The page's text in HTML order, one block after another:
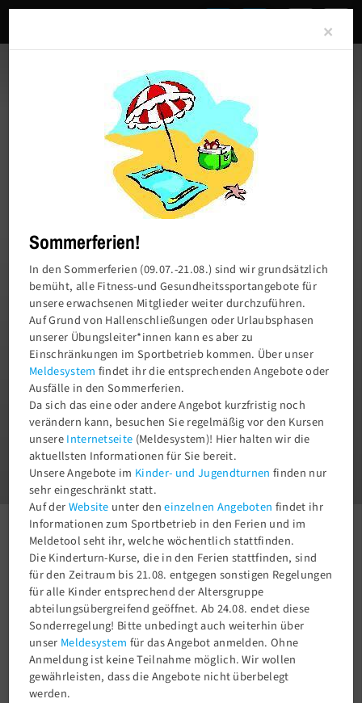
Charlottenburger Turn- und Sportverein von
1858 e.V.
1 3
Aktuelles
Newsroom
Unsere Leistungsriege Turnen schließt erfolgreich die Wettkampfsaison ab!
×
Sommerferien!
In den Sommerferien (09.07.-21.08.) sind wir grundsätzlich
bemüht, alle Fitness-und Gesundheitssportangebote für
unsere erwachsenen Mitglieder weiter durchzuführen.
Auf Grund von Hallenschließungen oder Urlaubsphasen
unserer Übungsleiter*innen kann es aber zu
Einschränkungen im Sportbetrieb kommen. Über unser
Meldesystem findet ihr die entsprechenden Angebote oder
Ausfälle in den Sommerferien.
Da sich das eine oder andere Angebot kurzfristig noch
verändern kann, besuchen Sie regelmäßig vor den Kursen
unsereInternetseite (Meldesystem)! Hier halten wir die
aktuellsten Informationen für Sie bereit.
Unsere Angebote im Kinder- und Jugendturnen finden nur
sehr eingeschränkt statt.
Auf derWebsite unter deneinzelnen Angeboten findet ihr
Informationen zum Sportbetrieb in den Ferien und im
Meldetool seht ihr, welche wöchentlich stattfinden.
Die Kinderturn-Kurse, die in den Ferien stattfinden, sind
für den Zeitraum bis 21.08. entgegen sonstigen Regelungen
für alle Kinder entsprechend der Altersgruppe
abteilungsübergreifend geöffnet. Ab 24.08. endet diese
Sonderregelung! Bitte unbedingt auch weiterhin über
unser Meldesystem für das Angebot anmelden. Ohne
Anmeldung ist keine Teilnahme möglich. Wir wollen
gewährleisten, dass die Angebote nicht überbelegt
werden.